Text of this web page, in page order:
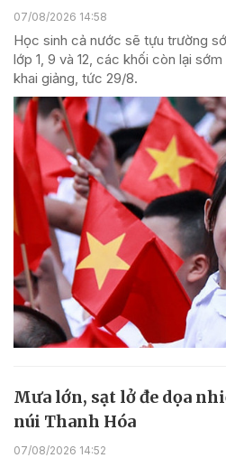
07/08/2026 14:58
Học sinh cả nước sẽ tựu trường
lớp 1, 9 và 12, các khối còn lại
khai giảng, tức 29/8.
Mưa lớn, sạt lở đe dọa
núi Thanh Hóa
07/08/2026 14:52